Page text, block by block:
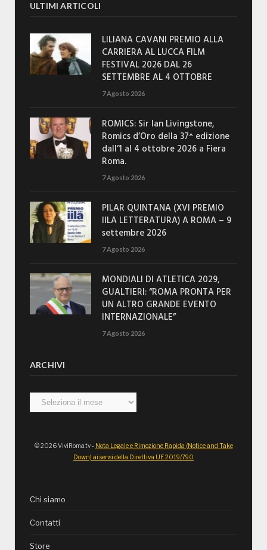
ULTIMI ARTICOLI
LILIANA CAVANI PREMIO ALLA
CARRIERA AL LUCCA FILM
FESTIVAL 2026 DAL 26
SETTEMBRE AL 4 OTTOBRE
7 Agosto 2026
ROMICS: Sir Ian Livingstone,
Romics d’Oro della 37^ edizione
dall’1 al 4 ottobre 2026 a Fiera
Roma.
7 Agosto 2026
PILAR QUINTANA (XVI PREMIO
IILA LETTERATURA) A ROMA – 9
settembre 2026
7 Agosto 2026
MONDIALI DI ATLETICA 2029,
GUALTIERI: “ROMA PRONTA PER
UN ALTRO GRANDE EVENTO
INTERNAZIONALE”
7 Agosto 2026
ARCHIVI
Archivi
© 2026 ViviRoma.tv - Nota Legale e Rimozione Rapida (Notice and Take
Down) ai sensi della Direttiva UE 2019/790
Chi siamo
Contatti
Store